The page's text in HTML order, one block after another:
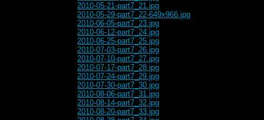
2010-05-21-part7_21.jpg
2010-05-29-part7_22-649x966.jpg
2010-06-05-part7_23.jpg
2010-06-12-part7_24.jpg
2010-06-25-part7_25.jpg
2010-07-03-part7_26.jpg
2010-07-10-part7_27.jpg
2010-07-17-part7_28.jpg
2010-07-24-part7_29.jpg
2010-07-30-part7_30.jpg
2010-08-06-part7_31.jpg
2010-08-14-part7_32.jpg
2010-08-20-part7_33.jpg